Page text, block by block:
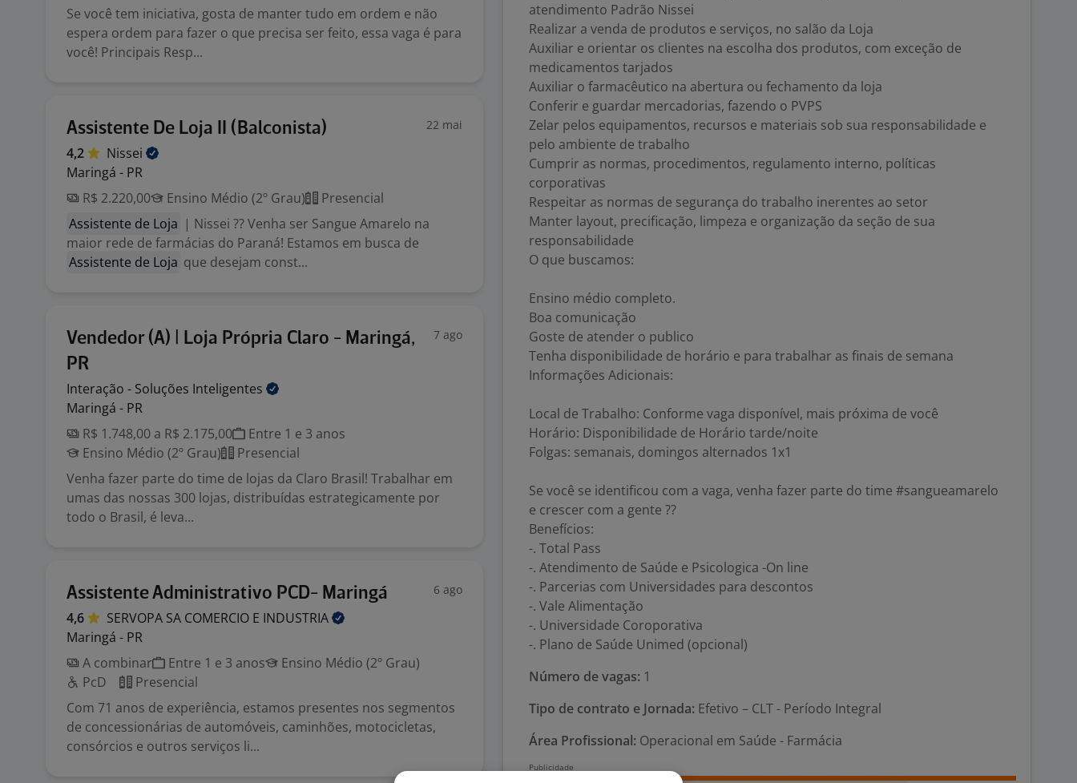
Se você tem iniciativa, gosta de manter tudo em ordem e não
espera ordem para fazer o que precisa ser feito, essa vaga é para
você! Principais Resp...
Assistente De Loja II (Balconista) 22 mai
4,2
Nissei
Maringá - PR
R$ 2.220,00
Ensino Médio (2º Grau)
Presencial
Assistente de Loja | Nissei ?? Venha ser Sangue Amarelo na
maior rede de farmácias do Paraná! Estamos em busca de
Assistente de Loja que desejam const...
Vendedor (A) | Loja Própria Claro - Maringá,
PR
7 ago
Interação - Soluções Inteligentes
Maringá - PR
R$ 1.748,00 a R$ 2.175,00
Entre 1 e 3 anos
Ensino Médio (2º Grau)
Presencial
Venha fazer parte do time de lojas da Claro Brasil! Trabalhar em
umas das nossas 300 lojas, distribuídas estrategicamente por
todo o Brasil, é leva...
Assistente Administrativo PCD- Maringá 6 ago
4,6 SERVOPA SA COMERCIO E INDUSTRIA
Maringá - PR
A combinar
Entre 1 e 3 anos
Ensino Médio (2º Grau)
PcD
Presencial
Com 71 anos de experiência, estamos presentes nos segmentos
de concessionárias de automóveis, caminhões, motocicletas,
consórcios e outros serviços li...
atendimento Padrão Nissei
Realizar a venda de produtos e serviços, no salão da Loja
Auxiliar e orientar os clientes na escolha dos produtos, com exceção de
medicamentos tarjados
Auxiliar o farmacêutico na abertura ou fechamento da loja
Conferir e guardar mercadorias, fazendo o PVPS
Zelar pelos equipamentos, recursos e materiais sob sua responsabilidade e
pelo ambiente de trabalho
Cumprir as normas, procedimentos, regulamento interno, políticas
corporativas
Respeitar as normas de segurança do trabalho inerentes ao setor
Manter layout, precificação, limpeza e organização da seção de sua
responsabilidade
O que buscamos:
Ensino médio completo.
Boa comunicação
Goste de atender o publico
Tenha disponibilidade de horário e para trabalhar as finais de semana
Informações Adicionais:
Local de Trabalho: Conforme vaga disponível, mais próxima de você
Horário: Disponibilidade de Horário tarde/noite
Folgas: semanais, domingos alternados 1x1
Se você se identificou com a vaga, venha fazer parte do time #sangueamarelo
e crescer com a gente ??
Benefícios:
-. Total Pass
-. Atendimento de Saúde e Psicologica -On line
-. Parcerias com Universidades para descontos
-. Vale Alimentação
-. Universidade Coroporativa
-. Plano de Saúde Unimed (opcional)
Número de vagas: 1
Tipo de contrato e Jornada: Efetivo – CLT - Período Integral
Área Profissional: Operacional em Saúde - Farmácia